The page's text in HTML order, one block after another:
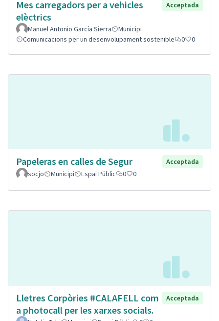
Mes carregadors per a vehicles
elèctrics
Acceptada
Manuel Antonio García Sierra
Municipi
Comunicacions per un desenvolupament sostenible
0 0
Papeleras en calles de Segur
Acceptada
socjo
Municipi Espai Públic 0 0
Lletres Corpòries #CALAFELL com
a photocall per les xarxes socials.
Acceptada